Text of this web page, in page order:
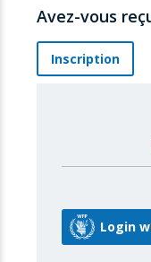
Avez-vous
Inscription